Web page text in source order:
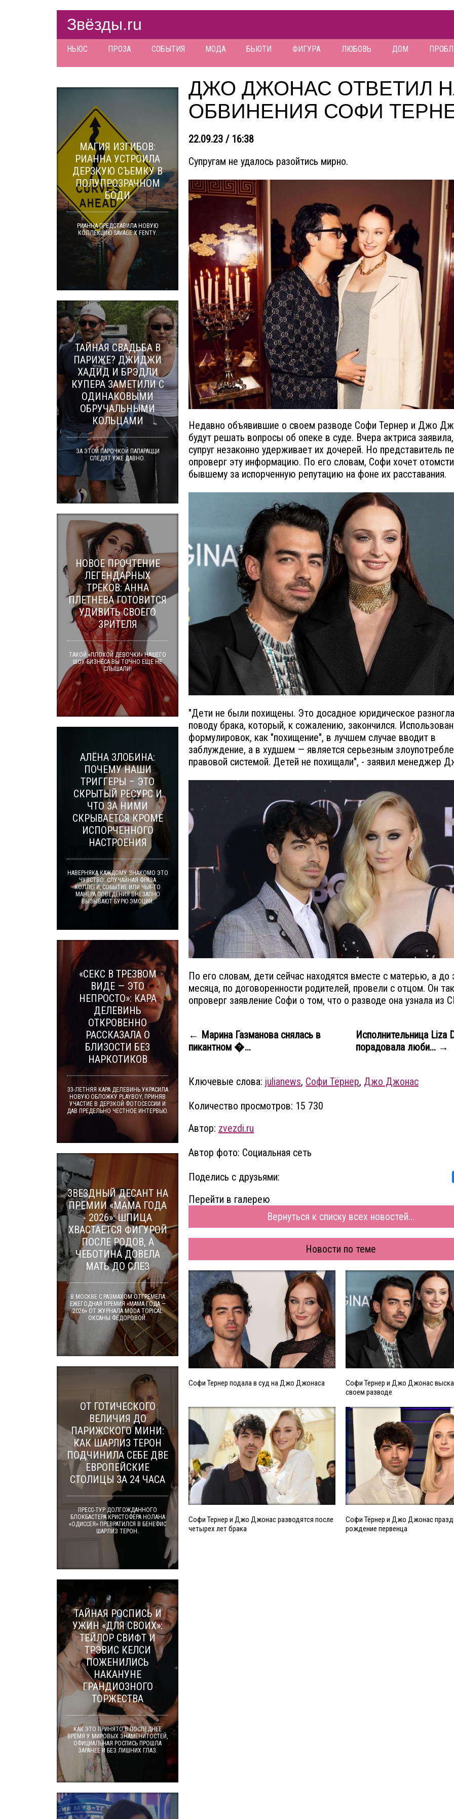
Звёзды.ru
НЬЮС ПРОЗА СОБЫТИЯ МОДА БЬЮТИ ФИГУРА ЛЮБОВЬ ДОМ
ДЖО ДЖОНАС ОТВЕТИЛ
ОБВИНЕНИЯ СОФИ
22.09.23 / 16:38
Супругам не удалось разойтись мирно.
Недавно объявившие о своем разводе Софи Тернер и Джо
будут решать вопросы об опеке в суде. Вчера актриса
супруг незаконно удерживает их дочерей. Но представитель
опроверг эту информацию. По его словам, Софи хочет
бывшему за испорченную репутацию на фоне их расставания.
"Дети не были похищены. Это досадное юридическое
поводу брака, который, к сожалению, закончился.
формулировок, как "похищение", в лучшем случае вводит в
заблуждение, а в худшем — является серьезным
правовой системой. Детей не похищали", - заявил менеджер
По его словам, дети сейчас находятся вместе с матерью, а до
месяца, по договоренности родителей, провели с отцом. Он
опроверг заявление Софи о том, что о разводе она узнала из
← Марина Газманова снялась в
пикантном �...
Исполнительница Liza
порадовала люби... →
Ключевые слова: julianews, Софи Тёрнер, Джо Джонас
Количество просмотров: 15 730
Автор: zvezdi.ru
Автор фото: Социальная сеть
Поделись с друзьями:
Перейти в галерею
Вернуться к списку всех новостей...
Новости по теме
Софи Тернер подала в суд на Джо Джонаса
Софи Тернер и Джо Джонас
своем разводе
Софи Тернер и Джо Джонас разводятся после
четырех лет брака
Софи Тёрнер и Джо Джонас
рождение первенца
МАГИЯ ИЗГИБОВ:
РИАННА УСТРОИЛА
ДЕРЗКУЮ СЪЕМКУ В
ПОЛУПРОЗРАЧНОМ
БОДИ
РИАННА ПРЕДСТАВИЛА НОВУЮ
КОЛЛЕКЦИЮ SAVAGE X FENTY.
ТАЙНАЯ СВАДЬБА В
ПАРИЖЕ? ДЖИДЖИ
ХАДИД И БРЭДЛИ
КУПЕРА ЗАМЕТИЛИ С
ОДИНАКОВЫМИ
ОБРУЧАЛЬНЫМИ
КОЛЬЦАМИ
ЗА ЭТОЙ ПАРОЧКОЙ ПАПАРАЦЦИ
СЛЕДЯТ УЖЕ ДАВНО.
НОВОЕ ПРОЧТЕНИЕ
ЛЕГЕНДАРНЫХ
ТРЕКОВ: АННА
ПЛЕТНЕВА ГОТОВИТСЯ
УДИВИТЬ СВОЕГО
ЗРИТЕЛЯ
ТАКОЙ «ПЛОХОЙ ДЕВОЧКИ» НАШЕГО
ШОУ-БИЗНЕСА ВЫ ТОЧНО ЕЩЕ НЕ
СЛЫШАЛИ!
АЛЁНА ЗЛОБИНА:
ПОЧЕМУ НАШИ
ТРИГГЕРЫ – ЭТО
СКРЫТЫЙ РЕСУРС И
ЧТО ЗА НИМИ
СКРЫВАЕТСЯ КРОМЕ
ИСПОРЧЕННОГО
НАСТРОЕНИЯ
НАВЕРНЯКА КАЖДОМУ ЗНАКОМО ЭТО
ЧУВСТВО: СЛУЧАЙНАЯ ФРАЗА
КОЛЛЕГИ, СОБЫТИЕ ИЛИ ЧЬЯ-ТО
МАНЕРА ПОВЕДЕНИЯ ВНЕЗАПНО
ВЫЗЫВАЮТ БУРЮ ЭМОЦИЙ.
«СЕКС В ТРЕЗВОМ
ВИДЕ — ЭТО
НЕПРОСТО»: КАРА
ДЕЛЕВИНЬ
ОТКРОВЕННО
РАССКАЗАЛА О
БЛИЗОСТИ БЕЗ
НАРКОТИКОВ
33-ЛЕТНЯЯ КАРА ДЕЛЕВИНЬ УКРАСИЛА
НОВУЮ ОБЛОЖКУ PLAYBOY, ПРИНЯВ
УЧАСТИЕ В ДЕРЗКОЙ ФОТОСЕССИИ И
ДАВ ПРЕДЕЛЬНО ЧЕСТНОЕ ИНТЕРВЬЮ.
ЗВЕЗДНЫЙ ДЕСАНТ НА
ПРЕМИИ «МАМА ГОДА
- 2026»: ШПИЦА
ХВАСТАЕТСЯ ФИГУРОЙ
ПОСЛЕ РОДОВ, А
ЧЕБОТИНА ДОВЕЛА
МАТЬ ДО СЛЕЗ
В МОСКВЕ С РАЗМАХОМ ОТГРЕМЕЛА
ЕЖЕГОДНАЯ ПРЕМИЯ «МАМА ГОДА —
2026» ОТ ЖУРНАЛА MODA TOPICAL
ОКСАНЫ ФЁДОРОВОЙ.
ОТ ГОТИЧЕСКОГО
ВЕЛИЧИЯ ДО
ПАРИЖСКОГО МИНИ:
КАК ШАРЛИЗ ТЕРОН
ПОДЧИНИЛА СЕБЕ ДВЕ
ЕВРОПЕЙСКИЕ
СТОЛИЦЫ ЗА 24 ЧАСА
ПРЕСС-ТУР ДОЛГОЖДАННОГО
БЛОКБАСТЕРА КРИСТОФЕРА НОЛАНА
«ОДИССЕЯ» ПРЕВРАТИЛСЯ В БЕНЕФИС
ШАРЛИЗ ТЕРОН.
ТАЙНАЯ РОСПИСЬ И
УЖИН «ДЛЯ СВОИХ»:
ТЕЙЛОР СВИФТ И
ТРЭВИС КЕЛСИ
ПОЖЕНИЛИСЬ
НАКАНУНЕ
ГРАНДИОЗНОГО
ТОРЖЕСТВА
КАК ЭТО ПРИНЯТО В ПОСЛЕДНЕЕ
ВРЕМЯ У МИРОВЫХ ЗНАМЕНИТОСТЕЙ,
ОФИЦИАЛЬНАЯ РОСПИСЬ ПРОШЛА
ЗАРАНЕЕ И БЕЗ ЛИШНИХ ГЛАЗ.